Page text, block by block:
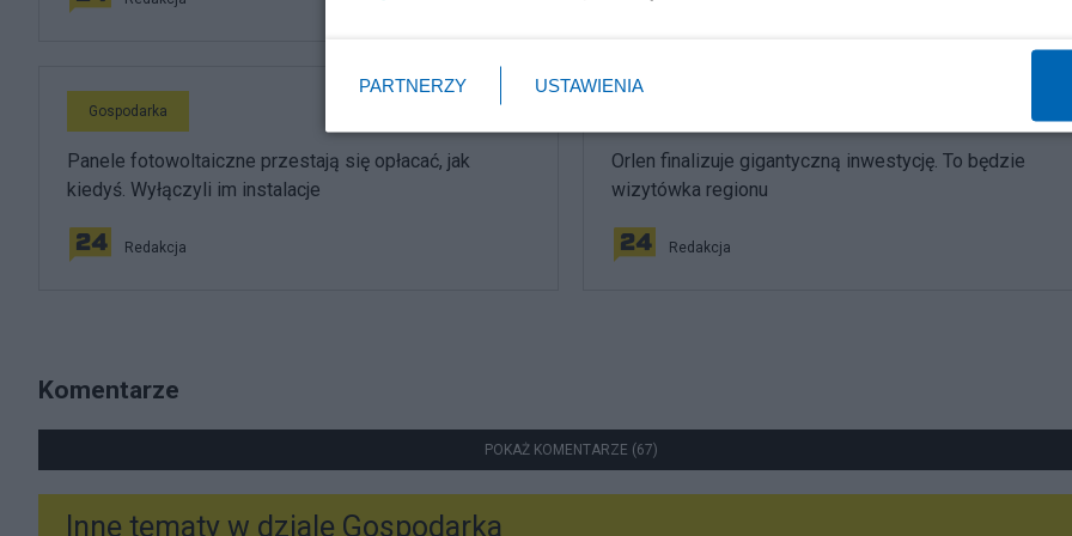
Gospodarka
Panele fotowoltaiczne przestają się opłacać, jak
kiedyś. Wyłączyli im instalacje
Redakcja
Orlen finalizuje gigantyczną inwestycję. To będzie
wizytówka regionu
Redakcja
Komentarze
POKAŻ KOMENTARZE (67)
Inne tematy w dziale Gospodarka
PARTNERZY USTAWIENIA